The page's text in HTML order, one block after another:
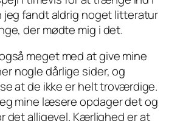
jeg fandt aldrig noget litteratur
der mødte mig i det.
meget med at give mine
nogle dårlige sider, og
at de ikke er helt troværdige.
mine læsere opdager det og
det alligevel. Kærlighed er at